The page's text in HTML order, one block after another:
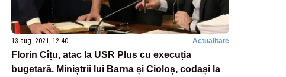
13 aug. 2021, 12:40 Actualitate
Florin Cîțu, atac la USR Plus cu execuția
bugetară. Miniștrii lui Barna și Cioloș, codași la